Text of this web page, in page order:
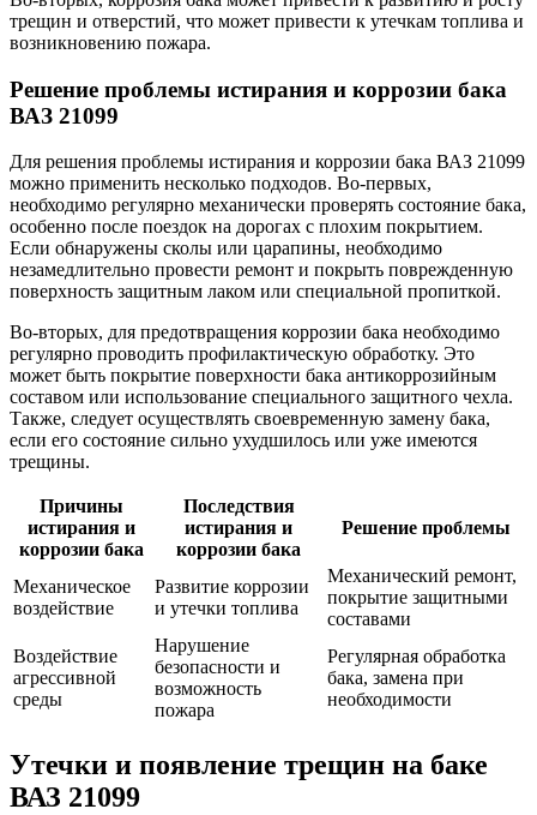
трещин и отверстий, что может привести к утечкам топлива и
возникновению пожара.
Решение проблемы истирания и коррозии бака
ВАЗ 21099
Для решения проблемы истирания и коррозии бака ВАЗ 21099
можно применить несколько подходов. Во-первых,
необходимо регулярно механически проверять состояние бака,
особенно после поездок на дорогах с плохим покрытием.
Если обнаружены сколы или царапины, необходимо
незамедлительно провести ремонт и покрыть поврежденную
поверхность защитным лаком или специальной пропиткой.
Во-вторых, для предотвращения коррозии бака необходимо
регулярно проводить профилактическую обработку. Это
может быть покрытие поверхности бака антикоррозийным
составом или использование специального защитного чехла.
Также, следует осуществлять своевременную замену бака,
если его состояние сильно ухудшилось или уже имеются
трещины.
Причины
истирания и
коррозии бака
Последствия
истирания и
коррозии бака
Решение проблемы
Механическое
воздействие
Развитие коррозии
и утечки топлива
Механический ремонт,
покрытие защитными
составами
Воздействие
агрессивной
среды
Нарушение
безопасности и
возможность
пожара
Регулярная обработка
бака, замена при
необходимости
Утечки и появление трещин на баке
ВАЗ 21099